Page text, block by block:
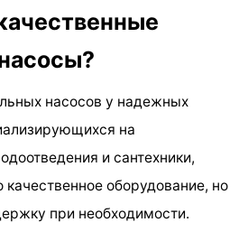
насосов у надежных
на
и сантехники,
качественное оборудование, но
при необходимости.